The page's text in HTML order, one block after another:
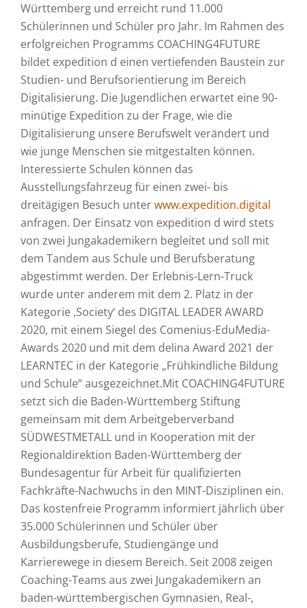
Württemberg und erreicht rund 11.000
Schülerinnen und Schüler pro Jahr. Im Rahmen des
erfolgreichen Programms COACHING4FUTURE
bildet expedition d einen vertiefenden Baustein zur
Studien- und Berufsorientierung im Bereich
Digitalisierung. Die Jugendlichen erwartet eine 90-
minütige Expedition zu der Frage, wie die
Digitalisierung unsere Berufswelt verändert und
wie junge Menschen sie mitgestalten können.
Interessierte Schulen können das
Ausstellungsfahrzeug für einen zwei- bis
dreitägigen Besuch unterwww.expedition.digital
anfragen. Der Einsatz von expedition d wird stets
von zwei Jungakademikern begleitet und soll mit
dem Tandem aus Schule und Berufsberatung
abgestimmt werden. Der Erlebnis-Lern-Truck
wurde unter anderem mit dem 2. Platz in der
Kategorie ‚Society‘ des DIGITAL LEADER AWARD
2020, mit einem Siegel des Comenius-EduMedia-
Awards 2020 und mit dem delina Award 2021 der
LEARNTEC in der Kategorie „Frühkindliche Bildung
und Schule“ ausgezeichnet.Mit COACHING4FUTURE
setzt sich die Baden-Württemberg Stiftung
gemeinsam mit dem Arbeitgeberverband
SÜDWESTMETALL und in Kooperation mit der
Regionaldirektion Baden-Württemberg der
Bundesagentur für Arbeit für qualifizierten
Fachkräfte-Nachwuchs in den MINT-Disziplinen ein.
Das kostenfreie Programm informiert jährlich über
35.000 Schülerinnen und Schüler über
Ausbildungsberufe, Studiengänge und
Karrierewege in diesem Bereich. Seit 2008 zeigen
Coaching-Teams aus zwei Jungakademikern an
baden-württembergischen Gymnasien, Real-,